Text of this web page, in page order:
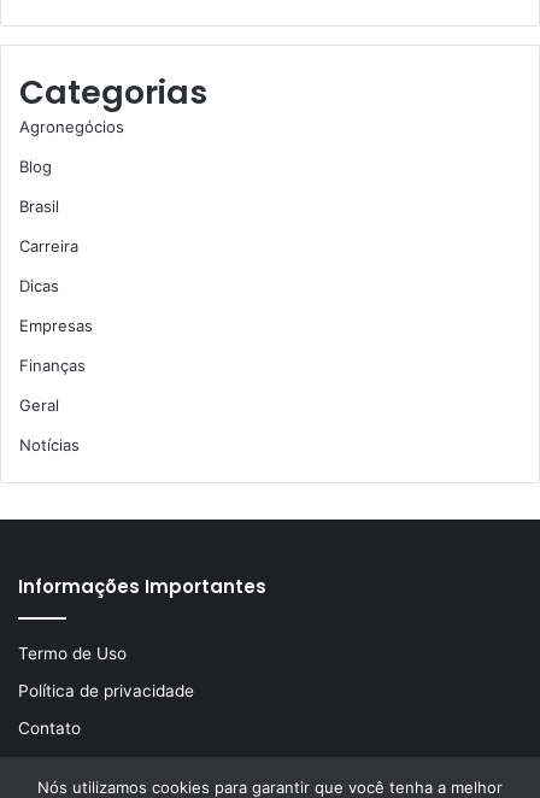
Categorias
Agronegócios
Blog
Brasil
Carreira
Dicas
Empresas
Finanças
Geral
Notícias
Informações Importantes
Termo de Uso
Política de privacidade
Contato
Nós utilizamos cookies para garantir que você tenha a melhor